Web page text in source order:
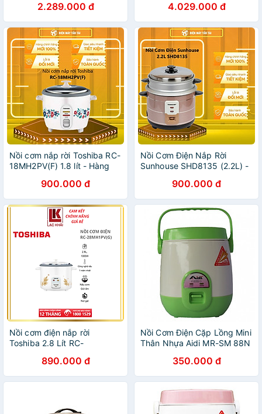
hãng có 5 chế độ nấu, dây
điện tháo rời - JoyMall
2.289.000 đ 4.029.000 đ
Nồi cơm nắp rời Toshiba RC-
18MH2PV(F) 1.8 lít - Hàng
900.000 đ
Nồi Cơm Điện Nắp Rời
Sunhouse SHD8135 (2.2L) -
900.000 đ
Nồi cơm điện nắp rời
Toshiba 2.8 Lít RC-
1000W - Hàng chính hãng -
Bảo hành 12 tháng
890.000 đ
Nồi Cơm Điện Cặp Lồng Mini
Thân Nhựa Aidi MR-SM 88N
Chính Hãng350.000 đ